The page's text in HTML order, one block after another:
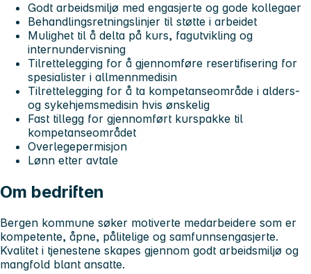
Godt arbeidsmiljø med engasjerte og gode kollegaer
Behandlingsretningslinjer til støtte i arbeidet
Mulighet til å delta på kurs, fagutvikling og
internundervisning
Tilrettelegging for å gjennomføre resertifisering for
spesialister i allmennmedisin
Tilrettelegging for å ta kompetanseområde i alders-
og sykehjemsmedisin hvis ønskelig
Fast tillegg for gjennomført kurspakke til
kompetanseområdet
Overlegepermisjon
Lønn etter avtale
Om bedriften
Bergen kommune søker motiverte medarbeidere som er
kompetente, åpne, pålitelige og samfunnsengasjerte.
Kvalitet i tjenestene skapes gjennom godt arbeidsmiljø og
mangfold blant ansatte.